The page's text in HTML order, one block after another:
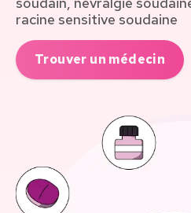
racine sensitive soudaine
Trouver un médecin